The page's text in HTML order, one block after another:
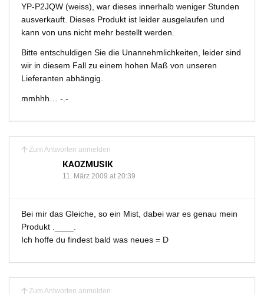
YP-P2JQW (weiss), war dieses innerhalb weniger Stunden
ausverkauft. Dieses Produkt ist leider ausgelaufen und
kann von uns nicht mehr bestellt werden.
Bitte entschuldigen Sie die Unannehmlichkeiten, leider sind
wir in diesem Fall zu einem hohen Maß von unseren
Lieferanten abhängig.
mmhhh… -.-
Zum Antworten anmelden
KAOZMUSIK
11. März 2009 at 20:39
Bei mir das Gleiche, so ein Mist, dabei war es genau mein
Produkt .____.
Ich hoffe du findest bald was neues = D
Zum Antworten anmelden